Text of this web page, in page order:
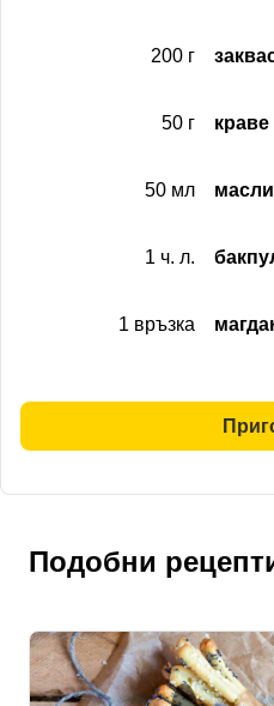
200 г
50 г
50 мл
1 ч. л.
1 връзка
Подобни